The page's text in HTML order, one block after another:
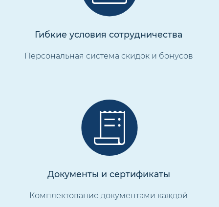
Гибкие условия сотрудничества
Персональная система скидок и бонусов
Документы и сертификаты
Комплектование документами каждой